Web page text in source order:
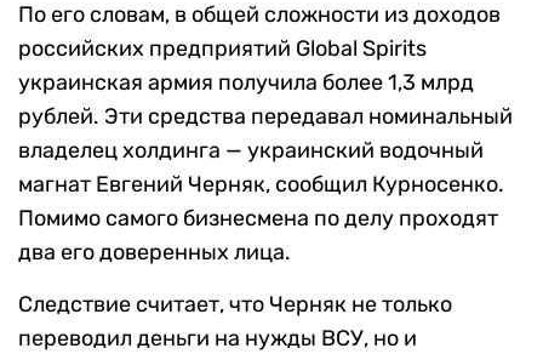
По его словам, в общей сложности из доходов
российских предприятий Global Spirits
украинская армия получила более 1,3 млрд
рублей. Эти средства передавал номинальный
владелец холдинга — украинский водочный
магнат Евгений Черняк, сообщил Курносенко.
Помимо самого бизнесмена по делу проходят
два его доверенных лица.
Следствие считает, что Черняк не только
переводил деньги на нужды ВСУ, но и